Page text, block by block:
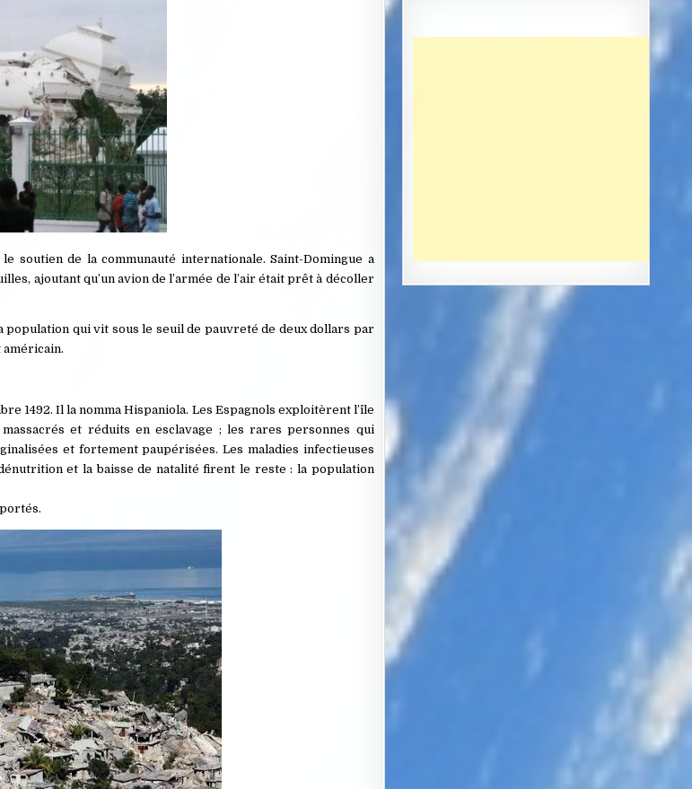
soutien de la communauté internationale. Saint-Domingue a
ajoutant qu’un avion de l’armée de l’air était prêt à décoller
population qui vit sous le seuil de pauvreté de deux dollars par
américain.
1492. Il la nomma Hispaniola. Les Espagnols exploitèrent l’île
et réduits en esclavage ; les rares personnes qui
et fortement paupérisées. Les maladies infectieuses
et la baisse de natalité firent le reste : la population